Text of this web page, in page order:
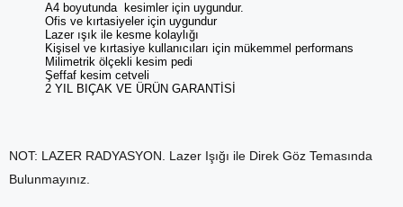
A4 boyutunda kesimler için uygundur.
Ofis ve kırtasiyeler için uygundur
Lazer ışık ile kesme kolaylığı
Kişisel ve kırtasiye kullanıcıları için mükemmel performans
Milimetrik ölçekli kesim pedi
Şeffaf kesim cetveli
2 YIL BIÇAK VE ÜRÜN GARANTİSİ
NOT: LAZER RADYASYON. Lazer Işığı ile Direk Göz Temasında
Bulunmayınız.